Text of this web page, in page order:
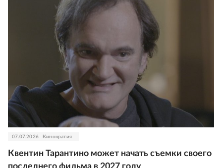
07.07.2026 Кинократия
Квентин Тарантино может начать съемки своего